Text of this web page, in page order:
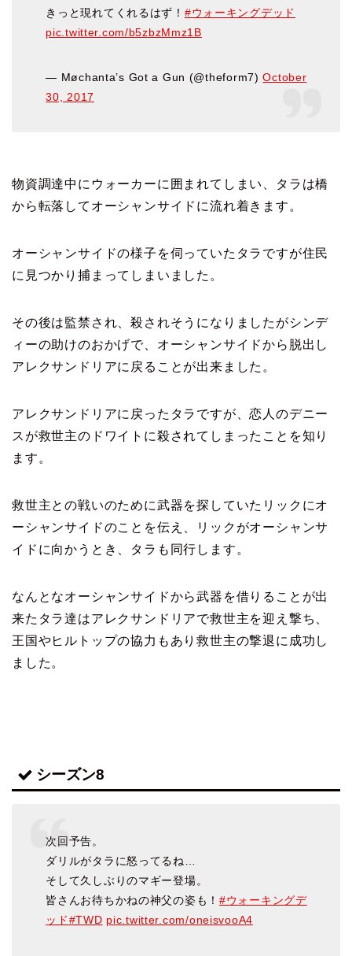
きっと現れてくれるはず！ #ウォーキングデッド
pic.twitter.com/b5zbzMmz1B
— Møchanta’s Got a Gun (@theform7)October
30, 2017
物資調達中にウォーカーに囲まれてしまい、タラは橋
から転落して オーシャンサイドに流れ着きます。
オーシャンサイドの様子を伺っていたタラですが住民
に見つかり捕まってしまいました。
その後は監禁され、殺されそうになりましたがシンデ
ィーの助けのおかげで、オーシャンサイドから脱出し
アレクサンドリアに戻ることが出来ました。
アレクサンドリアに戻ったタラですが、恋人のデニー
スが救世主のドワイトに殺されてしまったことを知り
ます。
救世主との戦いのために武器を探していたリックにオ
ーシャンサイドのことを伝え、リックがオーシャンサ
イドに向かうとき、タラも同行します。
なんとなオーシャンサイドから武器を借りることが出
来たタラ達はアレクサンドリアで救世主を迎え撃ち、
王国やヒルトップの協力もあり救世主の撃退に成功し
ました。
シーズン8
次回予告。
ダリルがタラに怒ってるね…
そして久しぶりのマギー登場。
皆さんお待ちかねの神父の姿も！ #ウォーキングデ
ッド#TWD pic.twitter.com/oneisvooA4